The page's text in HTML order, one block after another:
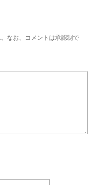
なお、コメントは承認制で